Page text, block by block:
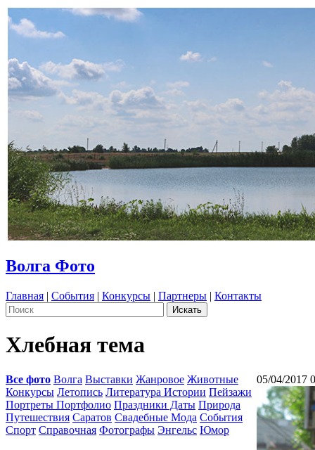
Волга Фото
Главная | События | Конкурсы | Партнеры | Контакты
Хлебная тема
Все фото Волга Выставки Жанровое Животные
Конкурсы Летопись Литература Истории Пейзажи
Портреты Портфолио Праздники Даты Природа
Путешествия Саратов Свадебные Мода События
Спорт Справочная Фотографы Энгельс Юмор
05/04/2017